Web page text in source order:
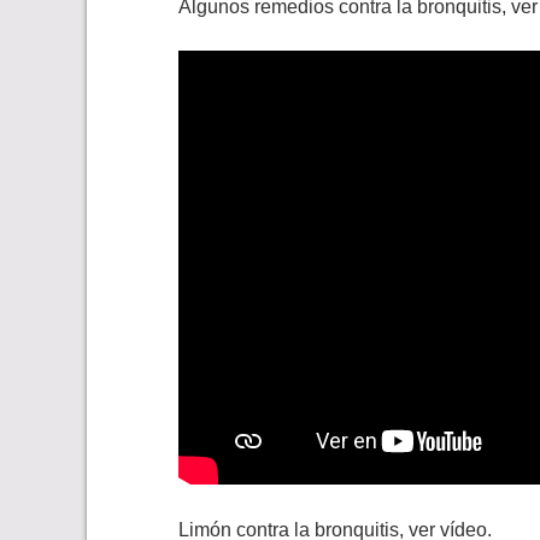
Algunos remedios contra la bronquitis,
Limón contra la bronquitis, ver vídeo.